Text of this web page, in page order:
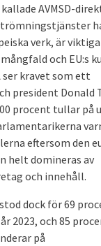
AVMSD-
verk, är
och EU:s
ser kravet som ett
president Donald
procent tullar på
eftersom den
helt domineras av
och innehåll.
dock för 69
2023, och 85
på